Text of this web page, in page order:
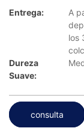
Entrega:
A
los
Dureza
Suave:
consulta